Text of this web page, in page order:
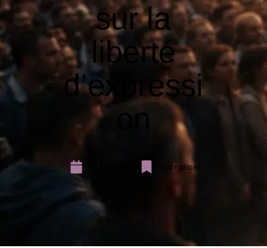
sur la
liberté
d’expressi
on
Entreprise